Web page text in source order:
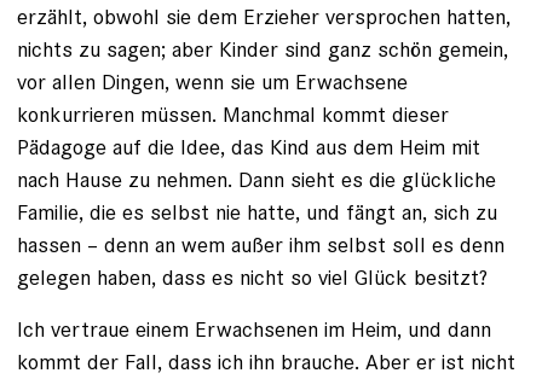
erzählt, obwohl sie dem Erzieher versprochen hatten,
nichts zu sagen; aber Kinder sind ganz schön gemein,
vor allen Dingen, wenn sie um Erwachsene
konkurrieren müssen. Manchmal kommt dieser
Pädagoge auf die Idee, das Kind aus dem Heim mit
nach Hause zu nehmen. Dann sieht es die glückliche
Familie, die es selbst nie hatte, und fängt an, sich zu
hassen – denn an wem außer ihm selbst soll es denn
gelegen haben, dass es nicht so viel Glück besitzt?
Ich vertraue einem Erwachsenen im Heim, und dann
kommt der Fall, dass ich ihn brauche. Aber er ist nicht